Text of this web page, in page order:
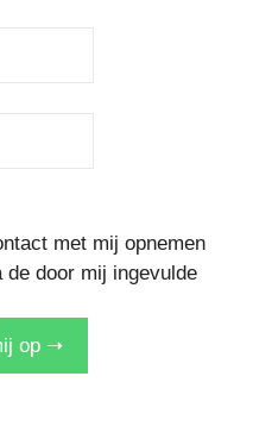
met mij opnemen
door mij ingevulde
op ➝